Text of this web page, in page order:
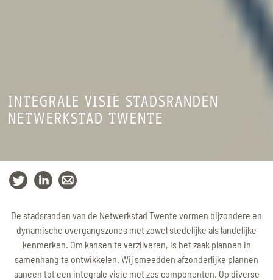
INTEGRALE VISIE STADSRANDEN
NETWERKSTAD TWENTE
De stadsranden van de Netwerkstad Twente vormen bijzondere en
dynamische overgangszones met zowel stedelijke als landelijke
kenmerken. Om kansen te verzilveren, is het zaak plannen in
samenhang te ontwikkelen. Wij smeedden afzonderlijke plannen
aaneen tot een integrale visie met zes componenten. Op diverse